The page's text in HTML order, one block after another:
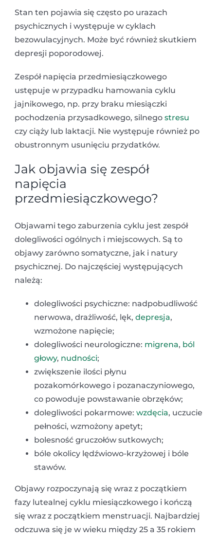
Stan ten pojawia się często po urazach
psychicznych i występuje w cyklach
bezowulacyjnych. Może być również skutkiem
depresji poporodowej.
Zespół napięcia przedmiesiączkowego
ustępuje w przypadku hamowania cyklu
jajnikowego, np. przy braku miesiączki
pochodzenia przysadkowego, silnego stresu
czy ciąży lub laktacji. Nie występuje również po
obustronnym usunięciu przydatków.
Jak objawia się zespół
napięcia
przedmiesiączkowego?
Objawami tego zaburzenia cyklu jest zespół
dolegliwości ogólnych i miejscowych. Są to
objawy zarówno somatyczne, jak i natury
psychicznej. Do najczęściej występujących
należą:
dolegliwości psychiczne: nadpobudliwość
nerwowa, drażliwość, lęk, depresja,
wzmożone napięcie;
dolegliwości neurologiczne: migrena, ból
głowy, nudności;
zwiększenie ilości płynu
pozakomórkowego i pozanaczyniowego,
co powoduje powstawanie obrzęków;
dolegliwości pokarmowe: wzdęcia, uczucie
pełności, wzmożony apetyt;
bolesność gruczołów sutkowych;
bóle okolicy lędźwiowo-krzyżowej i bóle
stawów.
Objawy rozpoczynają się wraz z początkiem
fazy lutealnej cyklu miesiączkowego i kończą
się wraz z początkiem menstruacji. Najbardziej
odczuwa się je w wieku między 25 a 35 rokiem